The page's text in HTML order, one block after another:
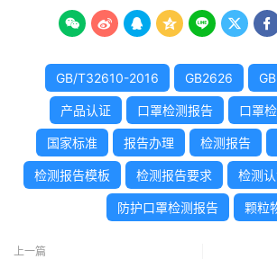
      
GB/T32610-2016 GB2626
产品认证 口罩检测报告 口罩
国家标准 报告办理 检测报告
检测报告模板 检测报告要求 检测
防护口罩检测报告 颗粒
上一篇